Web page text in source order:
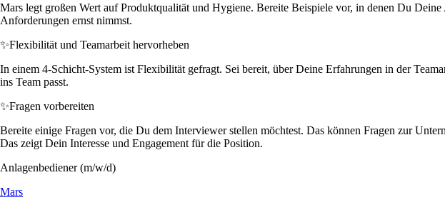
Mars legt großen Wert auf Produktqualität und Hygiene. Bereite Beispiele vor, in denen Du
Anforderungen ernst nimmst.
✨Flexibilität und Teamarbeit hervorheben
In einem 4-Schicht-System ist Flexibilität gefragt. Sei bereit, über Deine Erfahrungen in der
ins Team passt.
✨Fragen vorbereiten
Bereite einige Fragen vor, die Du dem Interviewer stellen möchtest. Das können Fragen zur
Das zeigt Dein Interesse und Engagement für die Position.
Anlagenbediener (m/w/d)
Mars